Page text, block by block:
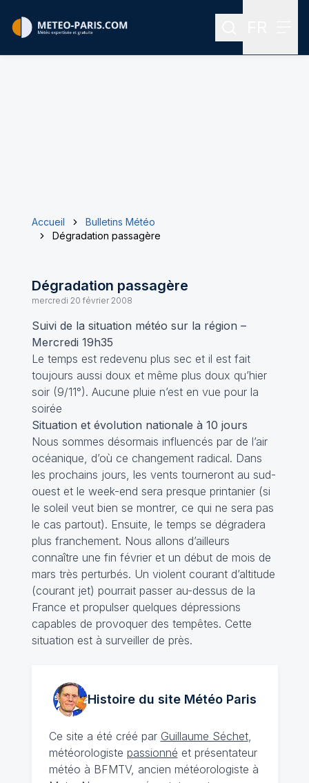
Rechercher
Accueil
Bulletins Météo
Dégradation passagère
Dégradation passagère
mercredi 20 février 2008
Suivi de la situation météo sur la région –
Mercredi 19h35
Le temps est redevenu plus sec et il est fait
toujours aussi doux et même plus doux qu’hier
soir (9/11°). Aucune pluie n’est en vue pour la
soirée
Situation et évolution nationale à 10 jours
Nous sommes désormais influencés par de l’air
océanique, d’où ce changement radical. Dans
les prochains jours, les vents tourneront au sud-
ouest et le week-end sera presque printanier (si
le soleil veut bien se montrer, ce qui ne sera pas
le cas partout). Ensuite, le temps se dégradera
plus franchement. Nous allons d’ailleurs
connaître une fin février et un début de mois de
mars très perturbés. Un violent courant d’altitude
(courant jet) pourrait passer au-dessus de la
France et propulser quelques dépressions
capables de provoquer des tempêtes. Cette
situation est à surveiller de près.
Histoire du site MétéoParis
Ce site a été créé par Guillaume Séchet,
météorologiste passionné et présentateur
météo à BFMTV, ancien météorologiste à